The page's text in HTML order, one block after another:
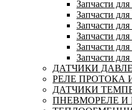
Запчасти
Запчасти для
Запчасти
Запчасти для
Запчасти
Запчасти
ДАТЧИКИ
РЕЛЕ ПРОТОКА
ДАТЧИКИ
ПНЕВМОРЕЛЕ И